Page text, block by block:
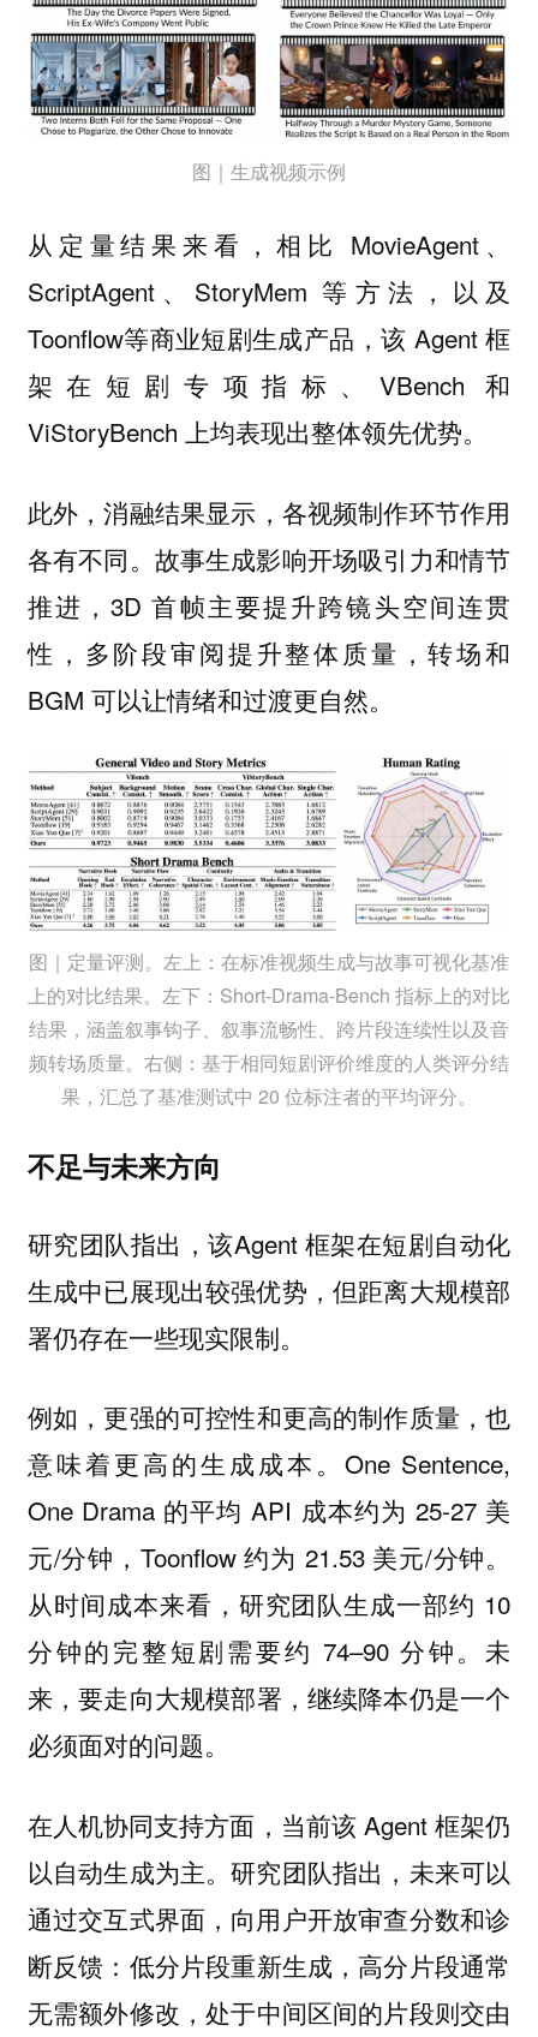
图｜生成视频示例
从 定量结果 来看，相比 MovieAgent、
ScriptAgent、StoryMem 等方法，以及
Toonflow等商业短剧生成产品，该 Agent 框
架在短剧专项指标、VBench 和
ViStoryBench 上均表现出整体领先优势。
此外，消融结果显示，各视频制作环节作用
各有不同。故事生成影响开场吸引力和情节
推进，3D 首帧主要提升跨镜头空间连贯
性，多阶段审阅提升整体质量，转场和
BGM 可以让情绪和过渡更自然。
图｜定量评测。左上：在标准视频生成与故事可视化基准
上的对比结果。左下：Short-Drama-Bench 指标上的对比
结果，涵盖叙事钩子、叙事流畅性、跨片段连续性以及音
频转场质量。右侧：基于相同短剧评价维度的人类评分结
果，汇总了基准测试中 20 位标注者的平均评分。
不足与未来方向
研究团队指出，该Agent 框架在短剧自动化
生成中已展现出较强优势，但距离大规模部
署仍存在一些现实限制。
例如， 更强的可控性和更高的制作质量 ，也
意味着更高的生成成本 。One Sentence,
One Drama 的平均 API 成本约为 25-27 美
元/分钟，Toonflow 约为 21.53 美元/分钟。
从时间成本来看，研究团队生成一部约 10
分钟的完整短剧需要约 74–90 分钟。未
来，要走向大规模部署 ， 继续降本仍是一个
必须面对的问题。
在人机协同支持方面 ，当前该 Agent 框架仍
以自动生成为主。研究团队指出，未来可以
通过交互式界面，向用户开放审查分数和诊
断反馈： 低分片段重新生成， 高分片段通常
无需额外修改，处于中间区间的片段则交由